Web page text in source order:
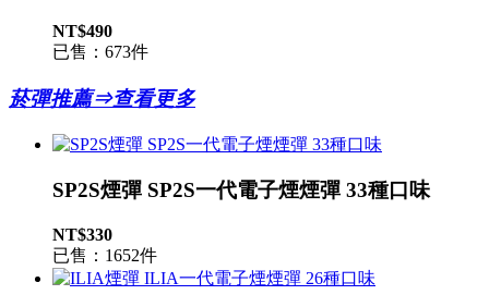
NT$490
已售：673件
菸彈推薦⇒查看更多
SP2S煙彈 SP2S一代電子煙煙彈 33種口味
NT$330
已售：1652件